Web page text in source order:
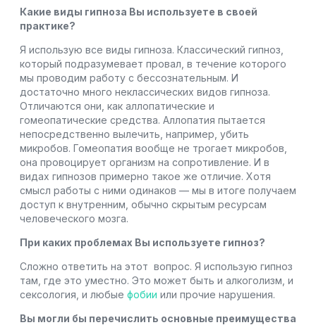
Какие виды гипноза Вы используете в своей
практике?
Я использую все виды гипноза. Классический гипноз,
который подразумевает провал, в течение которого
мы проводим работу с бессознательным. И
достаточно много неклассических видов гипноза.
Отличаются они, как аллопатические и
гомеопатические средства. Аллопатия пытается
непосредственно вылечить, например, убить
микробов. Гомеопатия вообще не трогает микробов,
она провоцирует организм на сопротивление. И в
видах гипнозов примерно такое же отличие. Хотя
смысл работы с ними одинаков — мы в итоге получаем
доступ к внутренним, обычно скрытым ресурсам
человеческого мозга.
При каких проблемах Вы используете гипноз?
Сложно ответить на этот вопрос. Я использую гипноз
там, где это уместно. Это может быть и алкоголизм, и
сексология, и любые фобии или прочие нарушения.
Вы могли бы перечислить основные преимущества